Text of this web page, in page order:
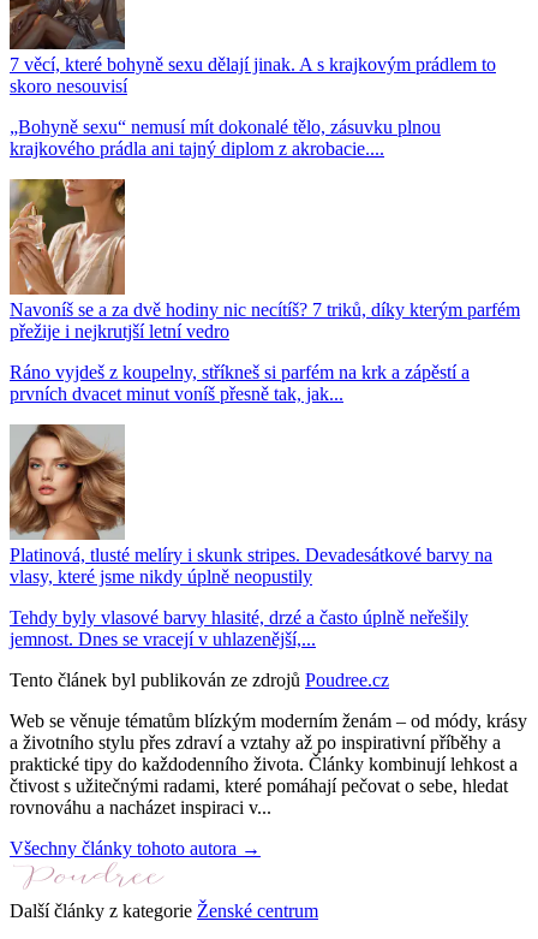
7 věcí, které bohyně sexu dělají jinak. A s krajkovým prádlem to
skoro nesouvisí
„Bohyně sexu“ nemusí mít dokonalé tělo, zásuvku plnou
krajkového prádla ani tajný diplom z akrobacie....
Navoníš se a za dvě hodiny nic necítíš? 7 triků, díky kterým parfém
přežije i nejkrutjší letní vedro
Ráno vyjdeš z koupelny, stříkneš si parfém na krk a zápěstí a
prvních dvacet minut voníš přesně tak, jak...
Platinová, tlusté melíry i skunk stripes. Devadesátkové barvy na
vlasy, které jsme nikdy úplně neopustily
Tehdy byly vlasové barvy hlasité, drzé a často úplně neřešily
jemnost. Dnes se vracejí v uhlazenější,...
Tento článek byl publikován ze zdrojů Poudree.cz
Web se věnuje tématům blízkým moderním ženám – od módy, krásy
a životního stylu přes zdraví a vztahy až po inspirativní příběhy a
praktické tipy do každodenního života. Články kombinují lehkost a
čtivost s užitečnými radami, které pomáhají pečovat o sebe, hledat
rovnováhu a nacházet inspiraci v...
Všechny články tohoto autora →
Další články z kategorie Ženské centrum